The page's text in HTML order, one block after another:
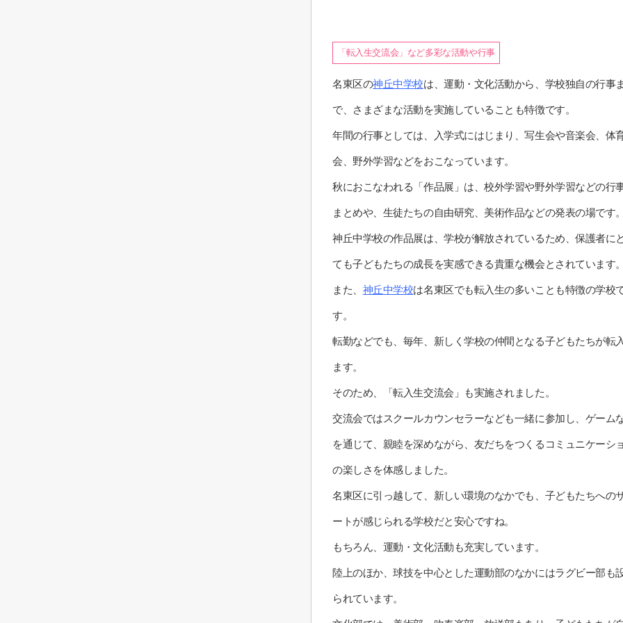
「転入生交流会」など多彩な活動や行事
名東区の神丘中学校は、運動・文化活動から、学校独自の行事ま
で、さまざまな活動を実施していることも特徴です。
年間の行事としては、入学式にはじまり、写生会や音楽会、体
会、野外学習などをおこなっています。
秋におこなわれる「作品展」は、校外学習や野外学習などの行
まとめや、生徒たちの自由研究、美術作品などの発表の場です。
神丘中学校の作品展は、学校が解放されているため、保護者に
ても子どもたちの成長を実感できる貴重な機会とされています。
また、 神丘中学校は名東区でも転入生の多いことも特徴の学校
す。
転勤などでも、毎年、新しく学校の仲間となる子どもたちが転
ます。
そのため、「転入生交流会」も実施されました。
交流会ではスクールカウンセラーなども一緒に参加し、ゲーム
を通じて、親睦を深めながら、友だちをつくるコミュニケーシ
の楽しさを体感しました。
名東区に引っ越して、新しい環境のなかでも、子どもたちへの
ートが感じられる学校だと安心ですね。
もちろん、運動・文化活動も充実しています。
陸上のほか、球技を中心とした運動部のなかにはラグビー部も
られています。